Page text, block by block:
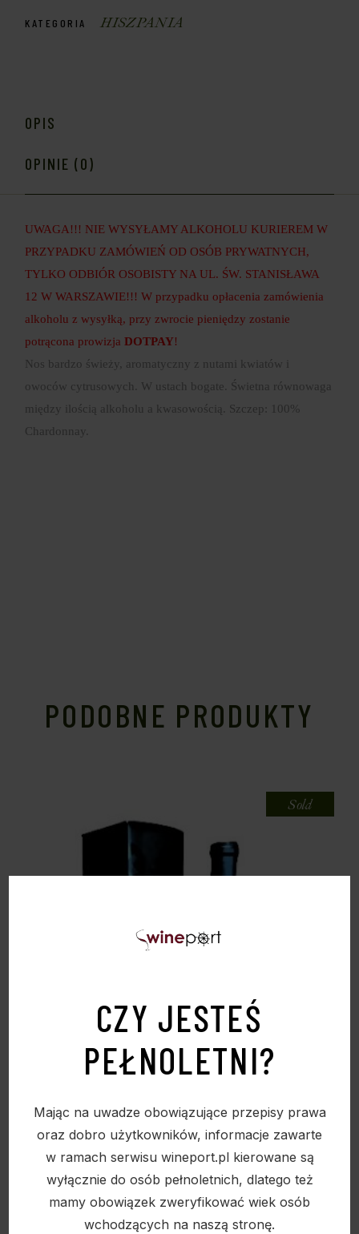
CZY JESTEŚ
PEŁNOLETNI?
Mając na uwadze obowiązujące przepisy prawa
oraz dobro użytkowników, informacje zawarte
w ramach serwisu wineport.pl kierowane są
wyłącznie do osób pełnoletnich, dlatego też
mamy obowiązek zweryfikować wiek osób
wchodzących na naszą stronę.
KATEGORIA HISZPANIA
OPIS
OPINIE (0)
UWAGA!!! NIE WYSYŁAMY ALKOHOLU KURIEREM W
PRZYPADKU ZAMÓWIEŃ OD OSÓB PRYWATNYCH,
TYLKO ODBIÓR OSOBISTY NA UL. ŚW. STANISŁAWA
12 W WARSZAWIE!!! W przypadku opłacenia zamówienia
alkoholu z wysyłką, przy zwrocie pieniędzy zostanie
potrącona prowizjaDOTPAY!
Nos bardzo świeży, aromatyczny z nutami kwiatów i
owoców cytrusowych. W ustach bogate. Świetna równowaga
między ilością alkoholu a kwasowością. Szczep: 100%
Chardonnay.
PODOBNE PRODUKTY
Sold
BASSUS PINOT NOIR 13,5% 0,75L
174,00zł